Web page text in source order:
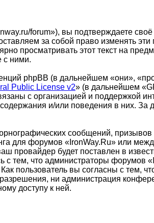
forum»), вы подтверждаете
за собой право изменять
просматривать этот текст на
с ними.
phpBB (в дальнейшем «они»,
Public License v2» (в дальнейшем
с организацией и поддержкой
и/или поведения в них.
сообщений,
для форумов «IronWay.Ru» или
будет поставлен в
тем, что администраторы форумов
пользователь вы согласны с тем,
ни администрация
доступу к ней.